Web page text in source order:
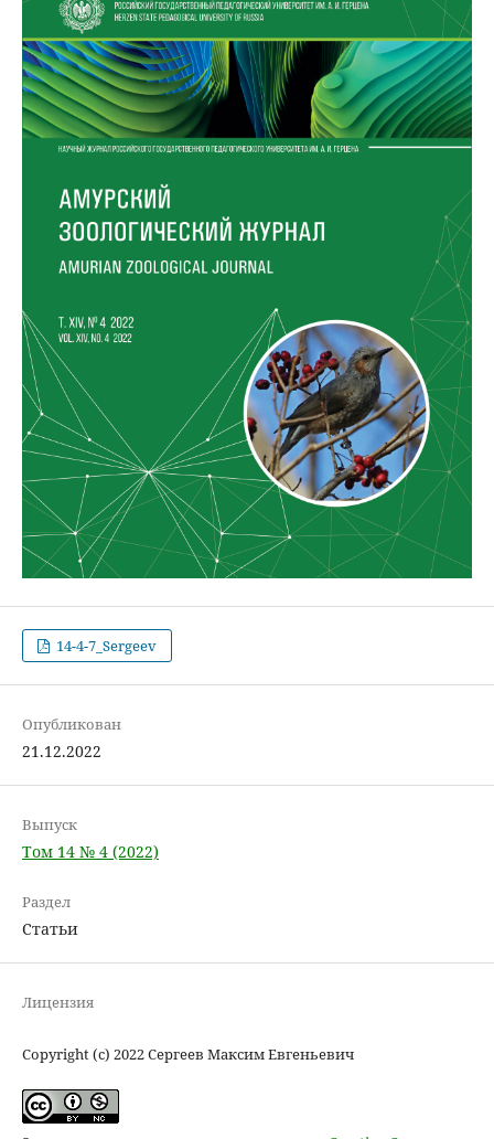
14-4-7_Sergeev
Опубликован
21.12.2022
Выпуск
Том 14 № 4 (2022)
Раздел
Статьи
Лицензия
Copyright (c) 2022 Сергеев Максим Евгеньевич